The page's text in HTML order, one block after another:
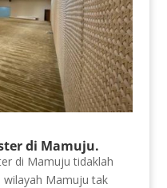
di Mamuju.
di Mamuju tidaklah
wilayah Mamuju tak